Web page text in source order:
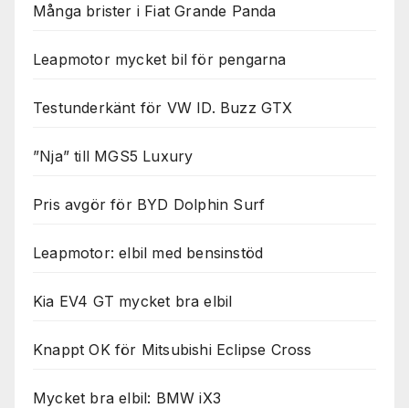
Många brister i Fiat Grande Panda
Leapmotor mycket bil för pengarna
Testunderkänt för VW ID. Buzz GTX
”Nja” till MGS5 Luxury
Pris avgör för BYD Dolphin Surf
Leapmotor: elbil med bensinstöd
Kia EV4 GT mycket bra elbil
Knappt OK för Mitsubishi Eclipse Cross
Mycket bra elbil: BMW iX3